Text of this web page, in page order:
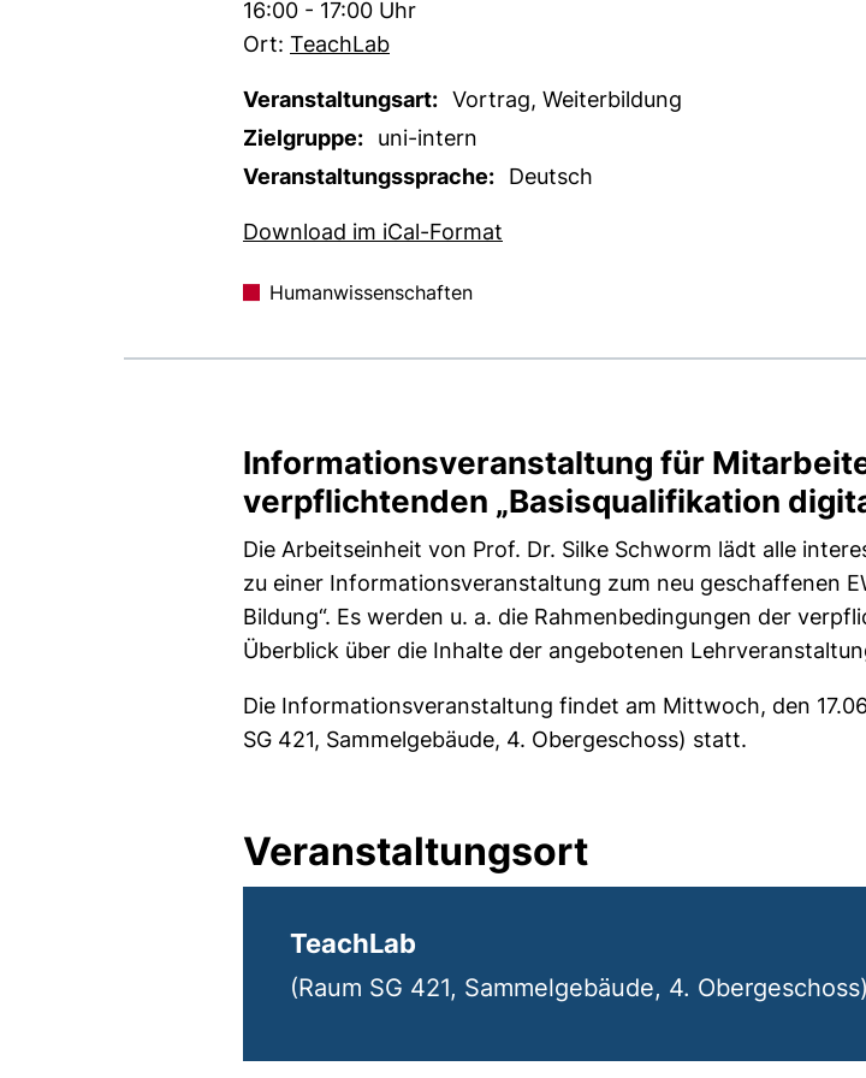
Zeit:
16:00 - 17:00 Uhr
Ort: TeachLab
Veranstaltungsart: Vortrag, Weiterbildung
Zielgruppe:
uni-intern
Veranstaltungssprache:
Deutsch
Download im iCal-Format
Humanwissenschaften
Informationsveranstaltung für
verpflichtenden „Basisqualifikation
Die Arbeitseinheit von Prof. Dr. Silke Schworm lädt alle
zu einer Informationsveranstaltung zum neu geschaffenen
Bildung“. Es werden u. a. die Rahmenbedingungen der
Überblick über die Inhalte der angebotenen
Die Informationsveranstaltung findet am Mittwoch, den
SG 421, Sammelgebäude, 4. Obergeschoss) statt.
Veranstaltungsort
TeachLab
(Raum SG 421, Sammelgebäude, 4. Obergeschoss)